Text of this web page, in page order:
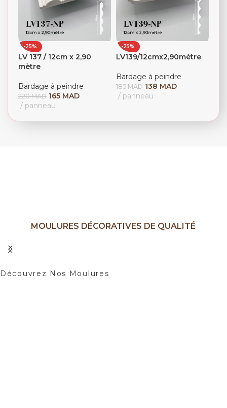
-25%
LV 137 / 12cm x 2,90
mètre
Bardage à peindre
220MAD 165 MAD
panneau
-25%
LV139/12cmx2,90mètre
Bardage à peindre
185MAD 138 MAD
panneau
MOULURES DÉCORATIVES DE QUALITÉ
Découvrez Nos Moulures